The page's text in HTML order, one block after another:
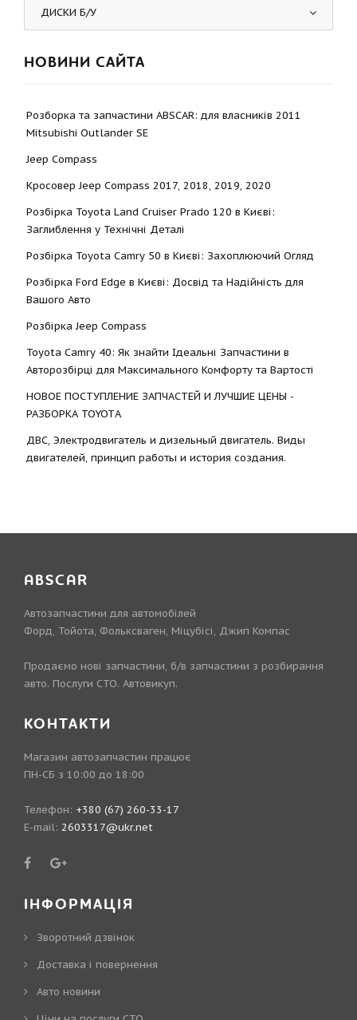
ДИСКИ Б/У
НОВИНИ САЙТА
Розборка та запчастини ABSCAR: для власників 2011
Mitsubishi Outlander SE
Jeep Compass
Кросовер Jeep Compass 2017, 2018, 2019, 2020
Розбірка Toyota Land Cruiser Prado 120 в Києві:
Заглиблення у Технічні Деталі
Розбірка Toyota Camry 50 в Києві: Захоплюючий Огляд
Розбірка Ford Edge в Києві: Досвід та Надійність для
Вашого Авто
Розбірка Jeep Compass
Toyota Camry 40: Як знайти Ідеальні Запчастини в
Авторозбірці для Максимального Комфорту та Вартості
НОВОЕ ПОСТУПЛЕНИЕ ЗАПЧАСТЕЙ И ЛУЧШИЕ ЦЕНЫ -
РАЗБОРКА TOYOTА
ДВС, Электродвигатель и дизельный двигатель. Виды
двигателей, принцип работы и история создания.
ABSCAR
Автозапчастини для автомобілей
Форд, Тойота, Фольксваген, Міцубісі, Джип Компас
Продаємо нові запчастини, б/в запчастини з розбирання
авто. Послуги СТО. Автовикуп.
КОНТАКТИ
Магазин автозапчастин працює
ПН-СБ з 10:00 до 18:00
Телефон: +380 (67) 260-33-17
E-mail: 2603317@ukr.net
ІНФОРМАЦІЯ
Зворотний дзвінок
Доставка і повернення
Авто новини